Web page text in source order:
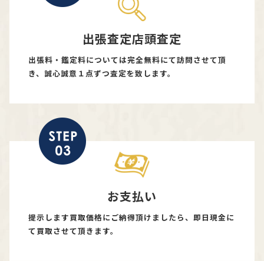
出張査定店頭査定
出張料・鑑定料については完全無料にて訪問させて頂
き、誠心誠意１点ずつ査定を致します。
お支払い
提示します買取価格にご納得頂けましたら、即日現金に
て買取させて頂きます。